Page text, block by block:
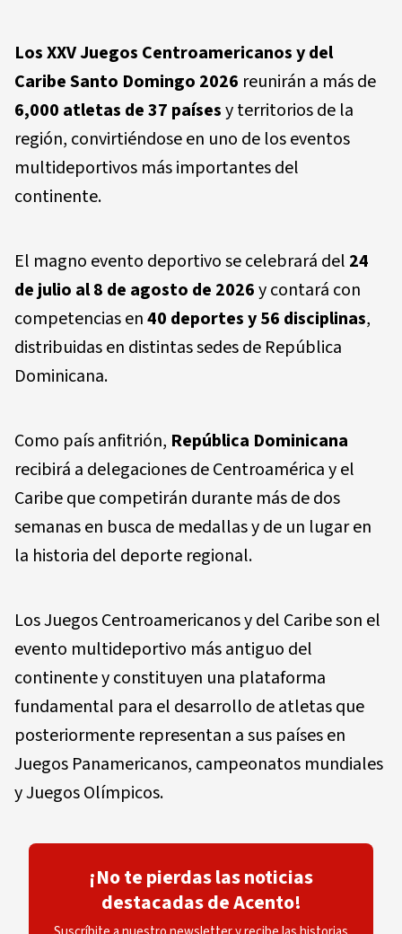
Los XXV Juegos Centroamericanos y del
Caribe Santo Domingo 2026 reunirán a más de
6,000 atletas de 37 paísesy territorios de la
región, convirtiéndose en uno de los eventos
multideportivos más importantes del
continente.
El magno evento deportivo se celebrará del 24
de julio al 8 de agosto de 2026y contará con
competencias en40 deportes y 56 disciplinas,
distribuidas en distintas sedes de República
Dominicana.
Como país anfitrión, República Dominicana
recibirá a delegaciones de Centroamérica y el
Caribe que competirán durante más de dos
semanas en busca de medallas y de un lugar en
la historia del deporte regional.
Los Juegos Centroamericanos y del Caribe son el
evento multideportivo más antiguo del
continente y constituyen una plataforma
fundamental para el desarrollo de atletas que
posteriormente representan a sus países en
Juegos Panamericanos, campeonatos mundiales
y Juegos Olímpicos.
¡No te pierdas las noticias
destacadas de Acento!